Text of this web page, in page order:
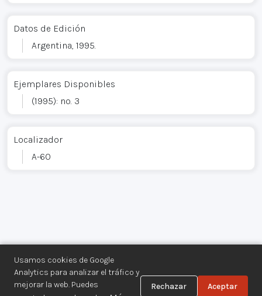
Usamos cookies de Google
Analytics para analizar el tráfico y
mejorar la web. Puedes
Rechazar Aceptar
Datos de Edición
Argentina, 1995.
Ejemplares Disponibles
(1995): no. 3
Localizador
A-60
Centro de Documentación de los